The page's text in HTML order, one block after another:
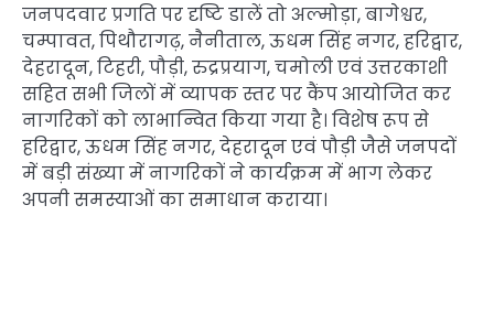
जनपदवार प्रगति पर दृष्टि डालें तो अल्मोड़ा, बागेश्वर,
चम्पावत, पिथौरागढ़, नैनीताल, ऊधम सिंह नगर, हरिद्वार,
देहरादून, टिहरी, पौड़ी, रुद्रप्रयाग, चमोली एवं उत्तरकाशी
सहित सभी जिलों में व्यापक स्तर पर कैंप आयोजित कर
नागरिकों को लाभान्वित किया गया है। विशेष रूप से
हरिद्वार, ऊधम सिंह नगर, देहरादून एवं पौड़ी जैसे जनपदों
में बड़ी संख्या में नागरिकों ने कार्यक्रम में भाग लेकर
अपनी समस्याओं का समाधान कराया।